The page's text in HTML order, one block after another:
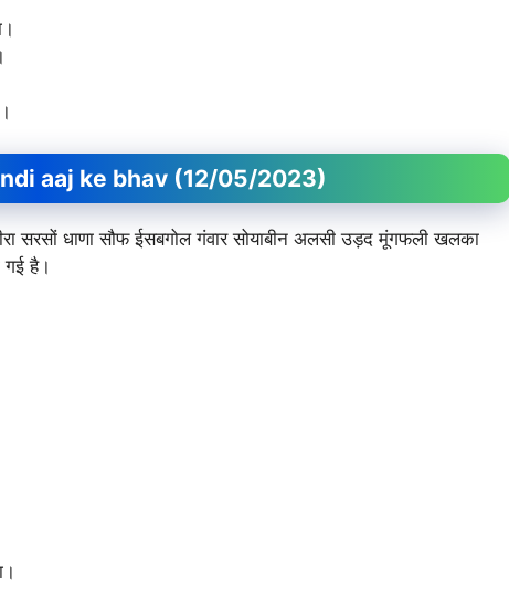
aaj ke bhav (12/05/2023)
सरसों धाणा सौफ ईसबगोल गंवार सोयाबीन अलसी उड़द मूंगफली खलका
गई है।